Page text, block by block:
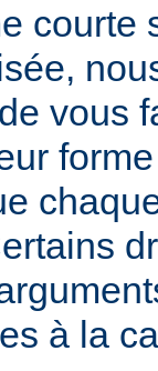
courte
vous
à la